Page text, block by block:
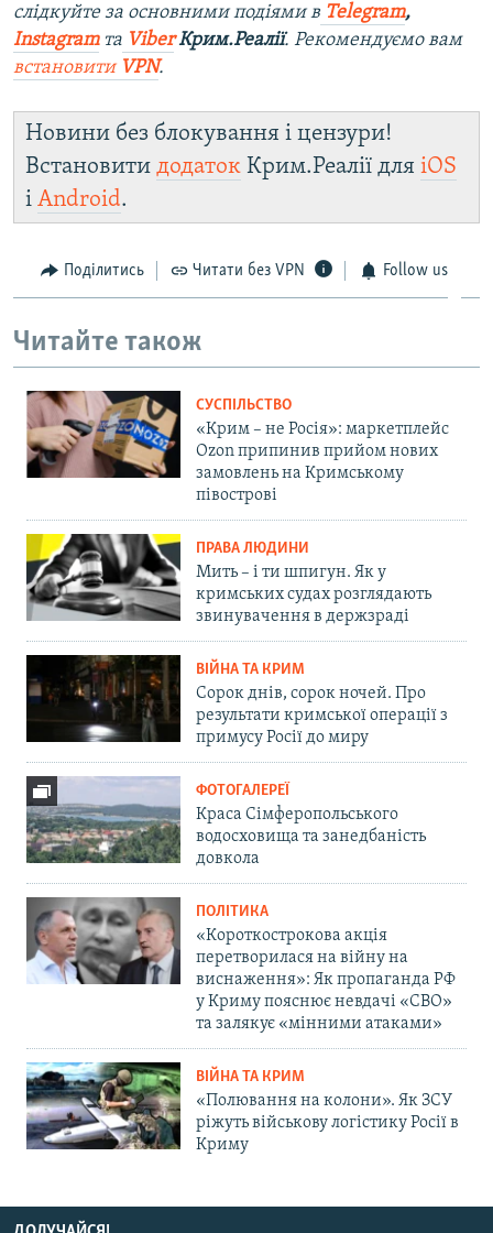
слідкуйте за основними подіями в Telegram,
Instagramта ViberКрим.Реалії. Рекомендуємо вам
встановити VPN.
Новини без блокування і цензури!
Встановити додаток Крим.Реалії для iOS
і Android.
Поділитись Читати без VPN Follow us
Читайте також
СУСПІЛЬСТВО
«Крим – не Росія»: маркетплейс
Ozon припинив прийом нових
замовлень на Кримському
півострові
ПРАВА ЛЮДИНИ
Мить – і ти шпигун. Як у
кримських судах розглядають
звинувачення в держзраді
ВІЙНА ТА КРИМ
Сорок днів, сорок ночей. Про
результати кримської операції з
примусу Росії до миру
ФОТОГАЛЕРЕЇ
Краса Сімферопольського
водосховища та занедбаність
довкола
ПОЛІТИКА
«Короткострокова акція
перетворилася на війну на
виснаження»: Як пропаганда РФ
у Криму пояснює невдачі «СВО»
та залякує «мінними атаками»
ВІЙНА ТА КРИМ
«Полювання на колони». Як ЗСУ
ріжуть військову логістику Росії в
Криму